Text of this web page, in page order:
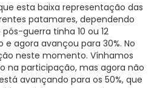
esta baixa representação das
patamares, dependendo
guerra tinha 10 ou 12
agora avançou para 30%. No
neste momento. Vínhamos
na participação, mas agora não
avançando para os 50%, que